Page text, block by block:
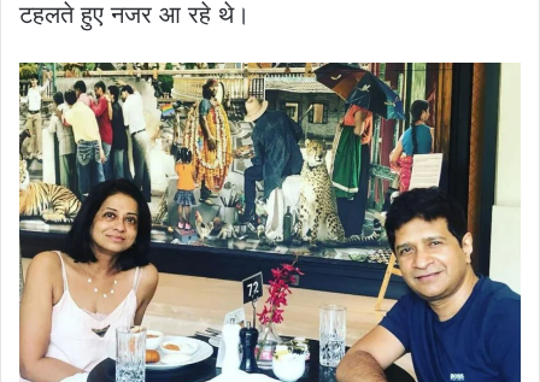
टहलते हुए नजर आ रहे थे।